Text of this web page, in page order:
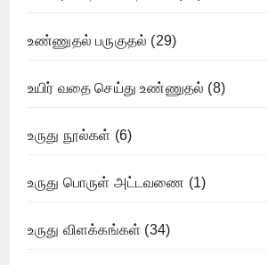
உண்ணுதல் பருகுதல் (29)
உயிர் வதை செய்து உண்ணுதல் (8)
உருது நூல்கள் (6)
உருது பொருள் அட்டவணை (1)
உருது விளக்கங்கள் (34)